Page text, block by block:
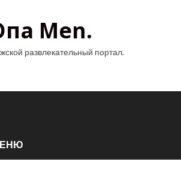
Men.
развлекательный портал.